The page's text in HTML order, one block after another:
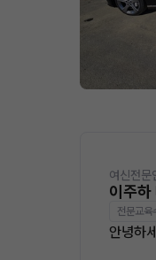
여신전
이주하
전문교육
안녕하